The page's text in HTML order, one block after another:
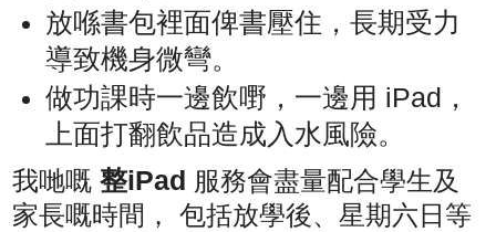
放喺書包裡面俾書壓住，長期受力
導致機身微彎。
做功課時一邊飲嘢，一邊用 iPad，
上面打翻飲品造成入水風險。
我哋嘅整iPad 服務會盡量配合學生及
家長嘅時間， 包括放學後、星期六日等